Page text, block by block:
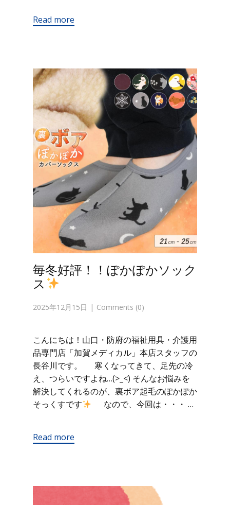
Read more
毎冬好評！！ぽかぽかソック
ス
2025年12月15日 Comments (0)
こんにちは！山口・防府の福祉用具・介護用
品専門店「加賀メディカル」本店スタッフの
長谷川です。 寒くなってきて、足先の冷
え、つらいですよね…(>_<) そんなお悩みを
解決してくれるのが、裏ボア起毛のぽかぽか
そっくすです
なので、今回は・・・ …
Read more